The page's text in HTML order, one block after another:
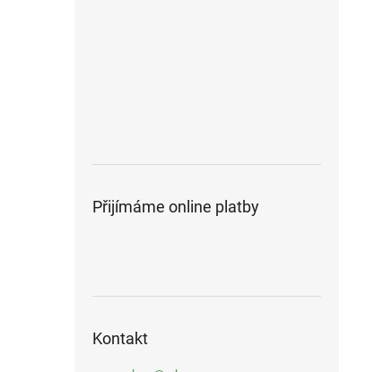
Přijímáme online platby
Kontakt